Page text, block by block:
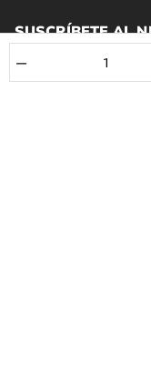
－
SUSCRÍBETE AL
¡Entérate de los
primero en enterarte